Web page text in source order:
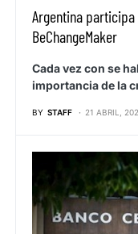
Argentina
BeChangeMaker
Cada vez con se
importancia de la
BY STAFF 21 ABRIL,